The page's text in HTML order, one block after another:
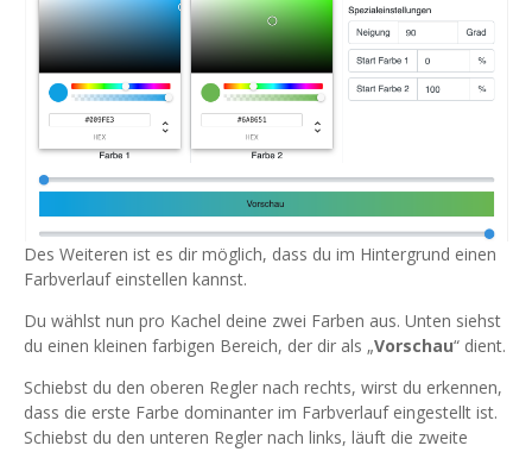
Des Weiteren ist es dir möglich, dass du im Hintergrund einen
Farbverlauf einstellen kannst.
Du wählst nun pro Kachel deine zwei Farben aus. Unten siehst
du einen kleinen farbigen Bereich, der dir als „Vorschau“ dient.
Schiebst du den oberen Regler nach rechts, wirst du erkennen,
dass die erste Farbe dominanter im Farbverlauf eingestellt ist.
Schiebst du den unteren Regler nach links, läuft die zweite